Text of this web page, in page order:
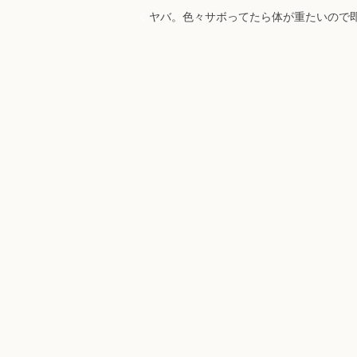
ヤバ。色々サボってたら体が重たいので